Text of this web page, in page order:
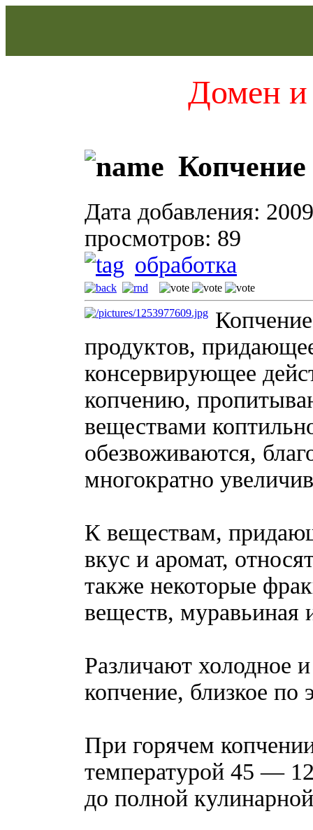
Домен и
Копчение
Дата добавления:
просмотров: 89
обработка
продуктов,
консервирующее
копчению,
веществами
обезвоживаются,
многократно
К веществам,
вкус и аромат,
также некоторые
веществ, муравьиная
Различают холодное
копчение, близкое
При горячем
температурой 45 —
до полной